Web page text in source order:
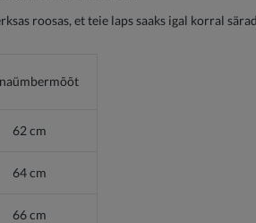
roosas, et teie laps saaks igal korral
62 cm
64 cm
66 cm